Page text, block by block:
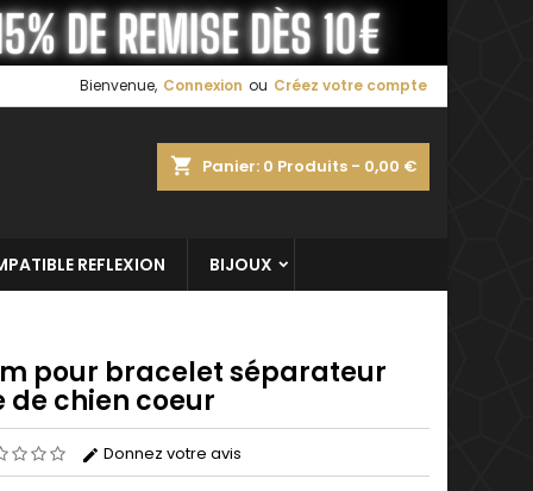
Bienvenue, Connexion ou Créez votre compte
shopping_cart Panier: 0 Produits - 0,00 €
REFLEXION BIJOUX
pour bracelet séparateur
de chien coeur
Donnez votre avis